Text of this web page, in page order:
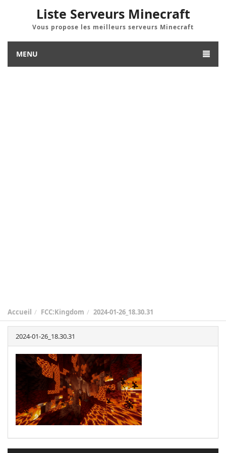
Liste Serveurs Minecraft
Vous propose les meilleurs serveurs Minecraft
MENU
Accueil FCC:Kingdom 2024-01-26_18.30.31
2024-01-26_18.30.31